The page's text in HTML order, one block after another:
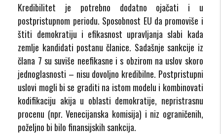
Kredibilitet je potrebno dodatno ojačati i u
postpristupnom periodu. Sposobnost EU da promoviše i
štiti demokratiju i efikasnost upravljanja slabi kada
zemlje kandidati postanu članice. Sadašnje sankcije iz
člana 7 su suviše neefikasne i s obzirom na uslov skoro
jednoglasnosti – nisu dovoljno kredibilne. Postpristupni
uslovi mogli bi se graditi na istom modelu i kombinovati
kodifikaciju akija u oblasti demokratije, nepristrasnu
procenu (npr. Venecijanska komisija) i niz ograničenih,
poželjno bi bilo finansijskih sankcija.